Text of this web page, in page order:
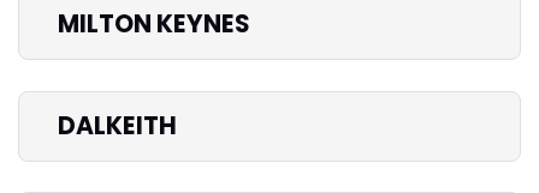
MILTON KEYNES
DALKEITH